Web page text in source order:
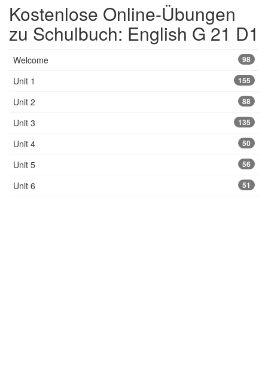
Kostenlose Online-Übungen
zu Schulbuch: English G 21 D1
Welcome 98
Unit 1 155
Unit 2 88
Unit 3 135
Unit 4 50
Unit 5 56
Unit 6 51